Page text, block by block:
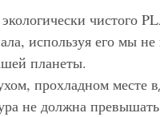
11 cm (4,3
116 руб.
6 из 6
чистого
используя его мы
планеты.
прохладном месте
не должна